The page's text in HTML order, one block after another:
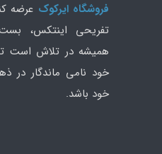
فروشگاه ایرکوک عرضه
تفریحی اینتکس،
همیشه در تلاش است
خود نامی ماندگار در
خود باشد.